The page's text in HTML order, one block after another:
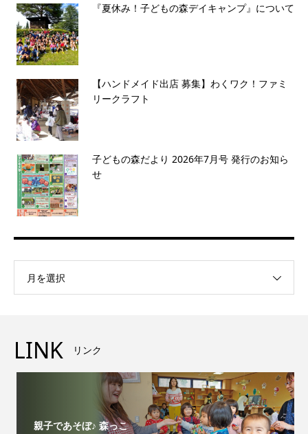
『夏休み！子どもの森デイキャンプ』について
【ハンドメイド出店 募集】わくワク！ファミ
リークラフト
子どもの森だより 2026年7月号 発行のお知ら
せ
月を選択
LINK リンク
親子であそぼ♪ 森っこ